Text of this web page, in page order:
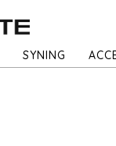
SYNING